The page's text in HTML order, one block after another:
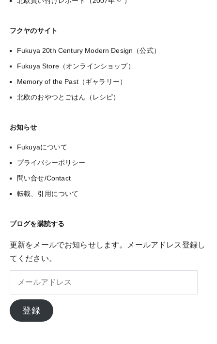
フクヤのサイト
Fukuya 20th Century Modern Design（公式）
Fukuya Store（オンラインショップ）
Memory of the Past（ギャラリー）
北欧のおやつとごはん（レシピ）
お知らせ
Fukuyaについて
プライバシーポリシー
問い合せ/Contact
転載、引用について
ブログを購読する
更新をメールでお知らせします。メールアドレス登録し
てください。
ル
ア
登録